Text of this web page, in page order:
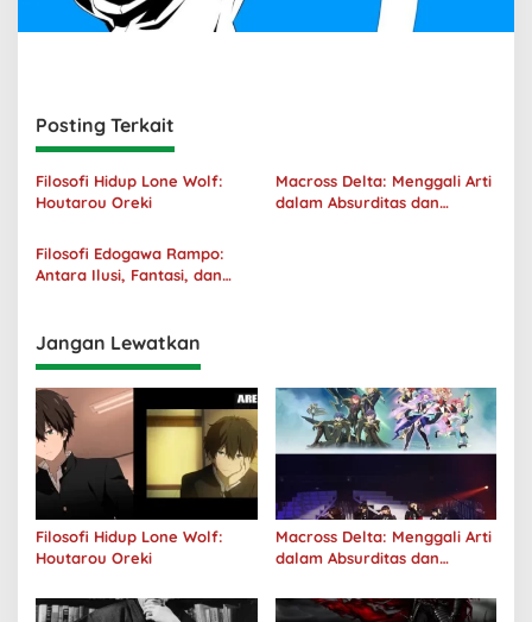
Posting Terkait
Filosofi Hidup Lone Wolf:
Houtarou Oreki
Macross Delta: Menggali Arti
dalam Absurditas dan
Filosofi Edogawa Rampo:
Antara Ilusi, Fantasi, dan
Jangan Lewatkan
Filosofi Hidup Lone Wolf:
Houtarou Oreki
Macross Delta: Menggali Arti
dalam Absurditas dan